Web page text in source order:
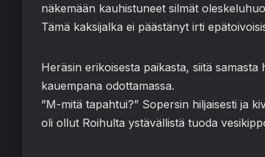
näkemään kauhistuneet silmät
Tämä kaksijalka ei päästänyt irti
Heräsin erikoisesta paikasta, siitä
kauempana odottamassa.
”M-mitä tapahtui?” Sopersin hiljaisesti ja
oli ollut Roihulta ystävällistä tuoda